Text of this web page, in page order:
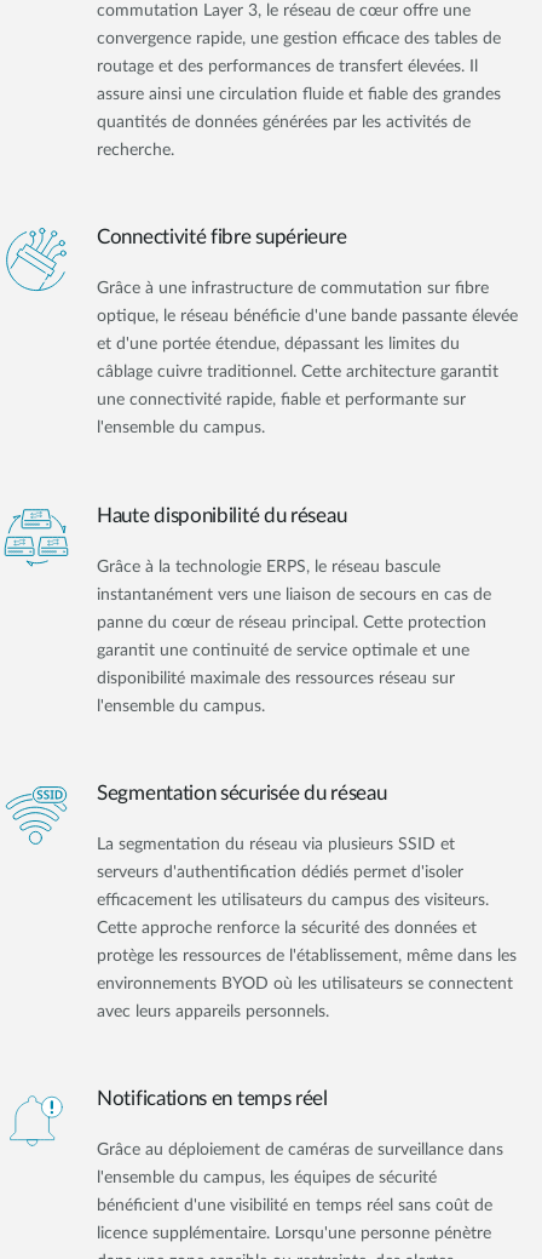
commutation Layer 3, le réseau de cœur offre une
convergence rapide, une gestion efficace des tables de
routage et des performances de transfert élevées. Il
assure ainsi une circulation fluide et fiable des grandes
quantités de données générées par les activités de
recherche.
Connectivité fibre supérieure
Grâce à une infrastructure de commutation sur fibre
optique, le réseau bénéficie d'une bande passante élevée
et d'une portée étendue, dépassant les limites du
câblage cuivre traditionnel. Cette architecture garantit
une connectivité rapide, fiable et performante sur
l'ensemble du campus.
Haute disponibilité du réseau
Grâce à la technologie ERPS, le réseau bascule
instantanément vers une liaison de secours en cas de
panne du cœur de réseau principal. Cette protection
garantit une continuité de service optimale et une
disponibilité maximale des ressources réseau sur
l'ensemble du campus.
Segmentation sécurisée du réseau
La segmentation du réseau via plusieurs SSID et
serveurs d'authentification dédiés permet d'isoler
efficacement les utilisateurs du campus des visiteurs.
Cette approche renforce la sécurité des données et
protège les ressources de l'établissement, même dans les
environnements BYOD où les utilisateurs se connectent
avec leurs appareils personnels.
Notifications en temps réel
Grâce au déploiement de caméras de surveillance dans
l'ensemble du campus, les équipes de sécurité
bénéficient d'une visibilité en temps réel sans coût de
licence supplémentaire. Lorsqu'une personne pénètre